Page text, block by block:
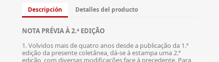
Descripción Detalles del producto
NOTA PRÉVIA À 2.ª EDIÇÃO
1. Volvidos mais de quatro anos desde a publicação da 1.ª
edição da presente coletânea, dá-se à estampa uma 2.ª
edição, com diversas modificações face à precedente. Para